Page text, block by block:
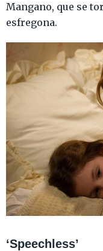
Mangano, que se
esfregona.
‘Speechless’